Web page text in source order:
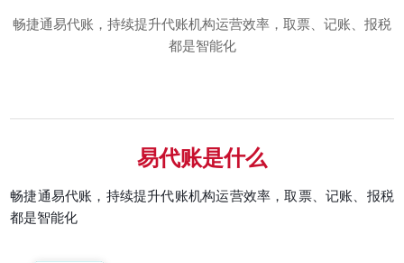
畅捷通易代账，持续提升代账机构运营效率，取票、记账、报税
都是智能化
易代账是什么
畅捷通易代账，持续提升代账机构运营效率，取票、记账、报税
都是智能化